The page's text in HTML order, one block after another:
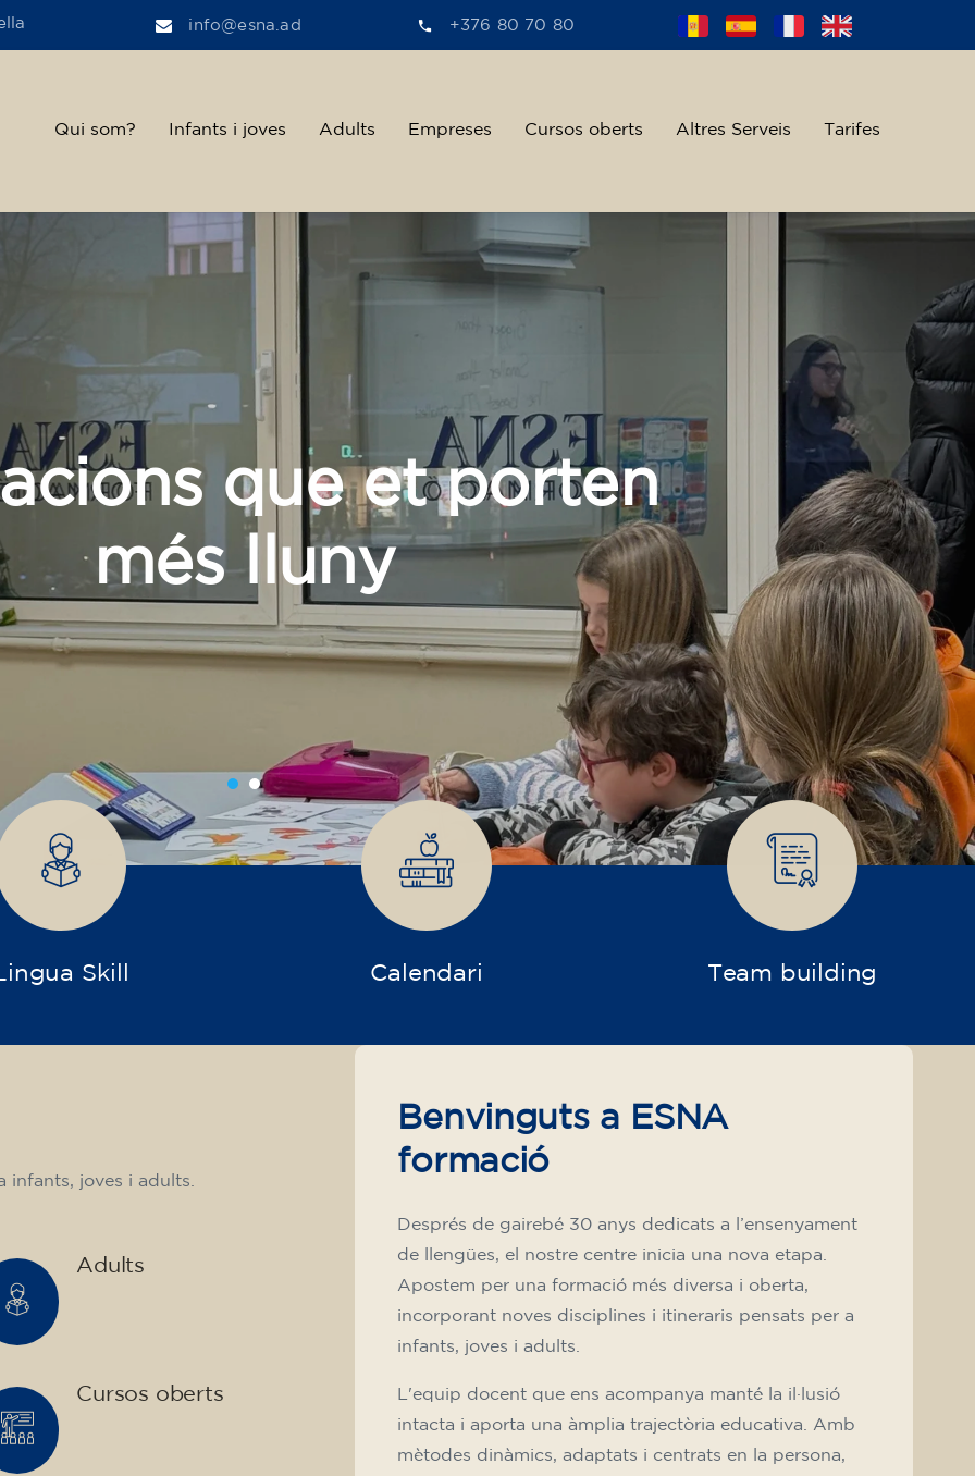
info@esna.ad +376 80 70 80
Qui som? Infants i joves Adults Empreses Cursos oberts Altres Serveis Tarifes
fem créixer el talent
Skill Calendari Team building
Benvinguts a ESNA
formació
Després de gairebé 30 anys dedicats a l’ensenyament
de llengües, el nostre centre inicia una nova etapa.
Apostem per una formació més diversa i oberta,
incorporant noves disciplines i itineraris pensats per a
infants, joves i adults.
L'equip docent que ens acompanya manté la il·lusió
intacta i aporta una àmplia trajectòria educativa. Amb
mètodes dinàmics, adaptats i centrats en la persona,
infants, joves i adults.
Adults
Cursos oberts